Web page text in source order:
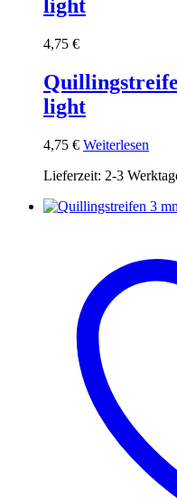
light
4,75 €
light
4,75 € Weiterlesen
Lieferzeit: 2-3